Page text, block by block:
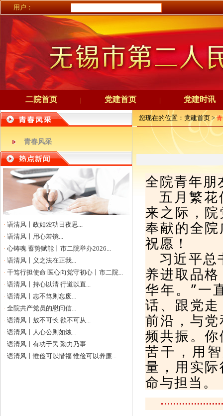
用户：
二院首页 | 党建首页 | 党建时讯
青春风采
· 语清风丨政如农功日夜思...
· 语清风丨用心若镜...
· 心铸魂 蓄势赋能丨市二院举办2026...
· 语清风丨义之法在正我...
· 干笃行担使命 医心向党守初心丨市二院...
· 语清风丨持心以清 行道以直...
· 语清风丨志不笃则忘废...
· 全院共产党员的慰问信...
· 语清风丨敖不可长 欲不可从...
· 语清风丨人心公则如烛...
· 语清风丨有功于民 勤力乃事...
· 语清风丨惟俭可以惜福 惟俭可以养廉...
您现在的位置：党建首页 >
全院青年朋
五月繁
来之际，
奉献的全
祝愿！
习近平总
养进取品
华年。”一
话、跟党
前沿，与
频共振。
苦干，用
量，用实
命与担当。